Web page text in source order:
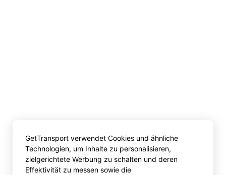
GetTransport verwendet Cookies und ähnliche
Technologien, um Inhalte zu personalisieren,
zielgerichtete Werbung zu schalten und deren
Effektivität zu messen sowie die